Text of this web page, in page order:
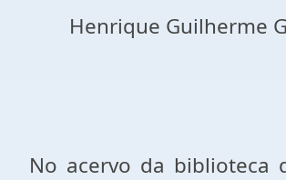
Henrique Guilherme
No acervo da biblioteca